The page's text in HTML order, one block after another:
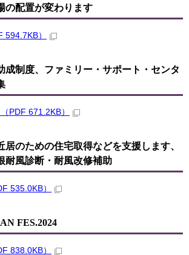
の配置が変わります
594.7KB）
成制度、ファミリー・サポート・センタ
PDF 671.2KB）
居のための住宅取得などを支援します、
耐風診断・耐風改修補助
535.0KB）
FES.2024
838.0KB）